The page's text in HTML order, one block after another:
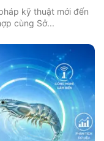
kỹ thuật mới đến
cùng Sở...